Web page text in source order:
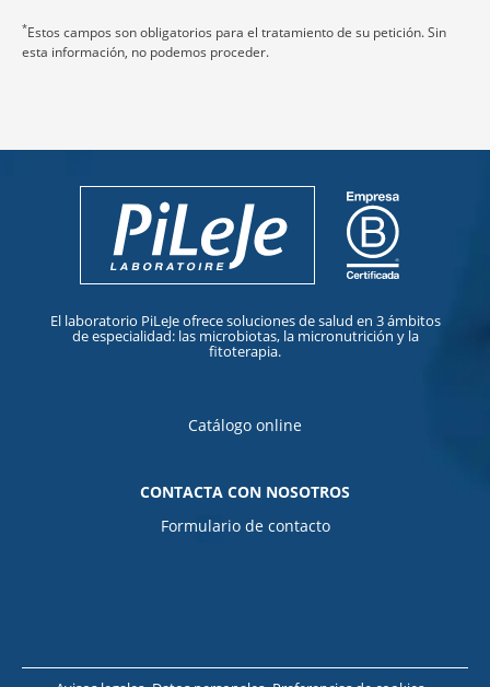
*Estos campos son obligatorios para el tratamiento de su petición. Sin
esta información, no podemos proceder.
El laboratorio PiLeJe ofrece soluciones de salud en 3 ámbitos
de especialidad: las microbiotas, la micronutrición y la
fitoterapia.
Catálogo online
CONTACTA CON NOSOTROS
Formulario de contacto